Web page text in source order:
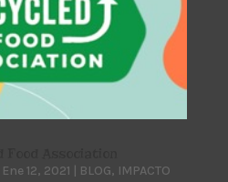
Ene 12, 2021 BLOG, IMPACTO